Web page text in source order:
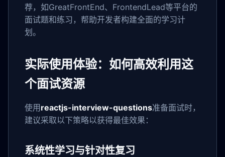
荐，如GreatFrontEnd、FrontendLead等平台的
面试题和练习，帮助开发者构建全面的学习计
划。
实际使用体验：如何高效利用这
个面试资源
使用reactjs-interview-questions准备面试时，
建议采取以下策略以获得最佳效果：
系统性学习与针对性复习